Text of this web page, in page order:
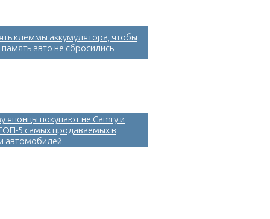
клеммы аккумулятора, чтобы
память авто не сбросились
японцы покупают не Camry и
5 самых продаваемых в
автомобилей